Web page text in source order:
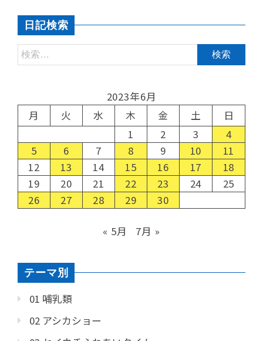
日記検索
2023年6月
月
火 水 木 金 土
日
1
2 3
4
5
6 7 8 9 10
11
12
13 14 15 16 17
18
19
20 21 22 23 24
25
26
27 28 29 30
« 5月 7月 »
テーマ別
01 哺乳類
02 アシカショー